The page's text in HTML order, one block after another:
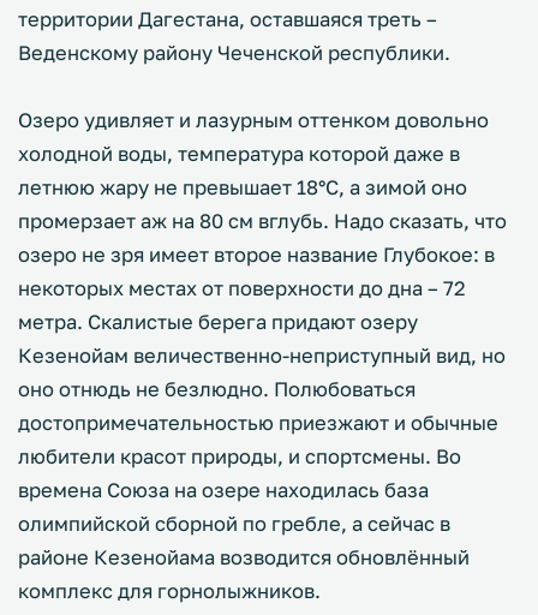
территории Дагестана, оставшаяся треть –
Веденскому району Чеченской республики.
Озеро удивляет и лазурным оттенком довольно
холодной воды, температура которой даже в
летнюю жару не превышает 18°C, а зимой оно
промерзает аж на 80 см вглубь. Надо сказать, что
озеро не зря имеет второе название Глубокое: в
некоторых местах от поверхности до дна – 72
метра. Скалистые берега придают озеру
Кезенойам величественно-неприступный вид, но
оно отнюдь не безлюдно. Полюбоваться
достопримечательностью приезжают и обычные
любители красот природы, и спортсмены. Во
времена Союза на озере находилась база
олимпийской сборной по гребле, а сейчас в
районе Кезенойама возводится обновлённый
комплекс для горнолыжников.